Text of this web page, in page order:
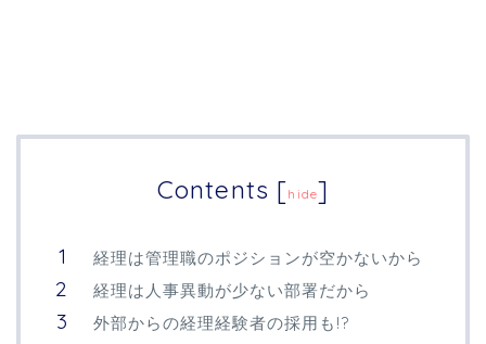
Contents [hide]
経理は管理職のポジションが空かないから
経理は人事異動が少ない部署だから
外部からの経理経験者の採用も!?